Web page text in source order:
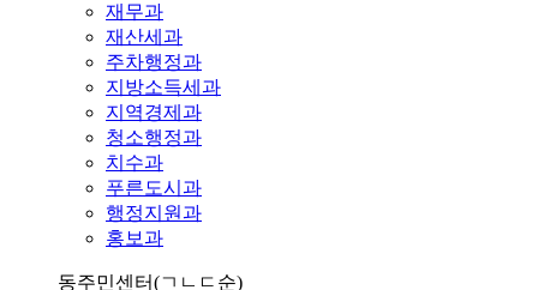
재무과
재산세과
주차행정과
지방소득세과
지역경제과
청소행정과
치수과
푸른도시과
행정지원과
홍보과
동주민센터(ㄱㄴㄷ순)